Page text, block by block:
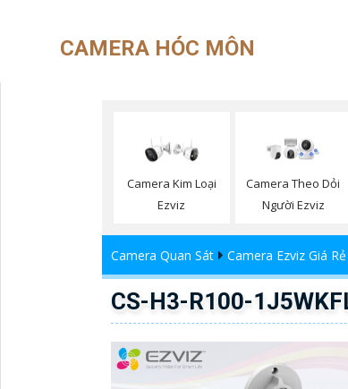
CAMERA HÓC MÔN
Camera Kim Loại
Ezviz
Camera Theo Dỏi
Người Ezviz
Camera Quan Sát Camera Ezviz Giá Rẻ
CS-H3-R100-